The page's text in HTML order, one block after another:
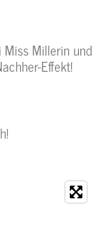
Millerin und
Effekt!